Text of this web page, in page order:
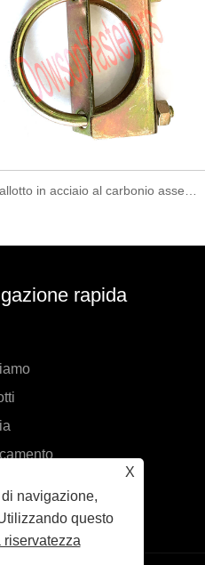
X
navigazione,
questo
rapida